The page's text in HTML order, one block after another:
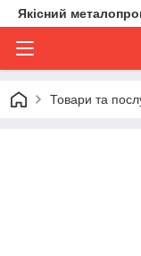
Якісний
Товари та